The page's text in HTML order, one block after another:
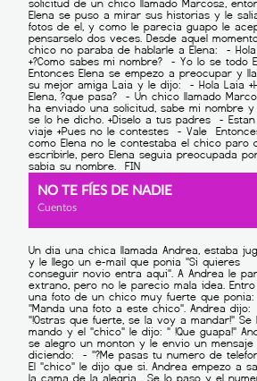
NO TE FÍES DE NADIE
Cuentos